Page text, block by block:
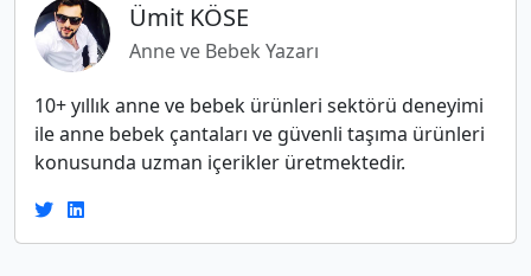
Ümit KÖSE
Anne ve Bebek Yazarı
10+ yıllık anne ve bebek ürünleri sektörü deneyimi
ile anne bebek çantaları ve güvenli taşıma ürünleri
konusunda uzman içerikler üretmektedir.